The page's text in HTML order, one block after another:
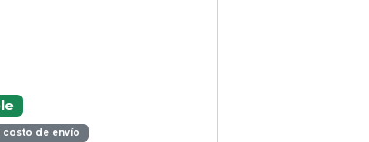
costo de envío